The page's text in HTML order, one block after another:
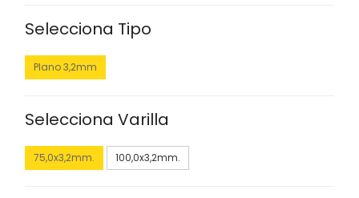
Selecciona Tipo
Plano 3,2mm
Selecciona Varilla
75,0x3,2mm. 100,0x3,2mm.